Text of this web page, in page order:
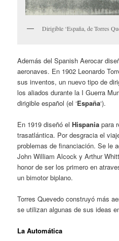
Dirigible ‘España, de Torres
Además del Spanish Aerocar
aeronaves. En 1902 Leonardo
sus inventos, un nuevo tipo de
los aliados durante la I Guerra
dirigible español (el ‘España‘).
En 1919 diseñó elHispania para
trasatlántica. Por desgracia el
problemas de financiación. Se le
John William Alcock y Arthur
honor de ser los primero en
un bimotor biplano.
Torres Quevedo construyó más
se utilizan algunas de sus ideas
La Automática